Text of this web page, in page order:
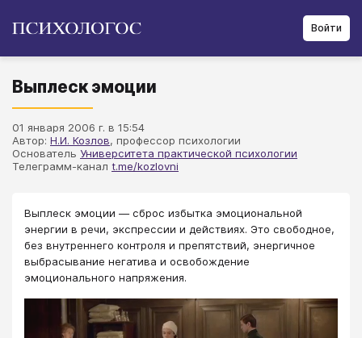
Войти
Выплеск эмоции
01 января 2006 г. в 15:54
Автор: Н.И. Козлов, профессор психологии
Основатель Университета практической психологии
Телеграмм-канал t.me/kozlovni
Выплеск эмоции — сброс избытка эмоциональной
энергии в речи, экспрессии и действиях. Это свободное,
без внутреннего контроля и препятствий, энергичное
выбрасывание негатива и освобождение
эмоционального напряжения.